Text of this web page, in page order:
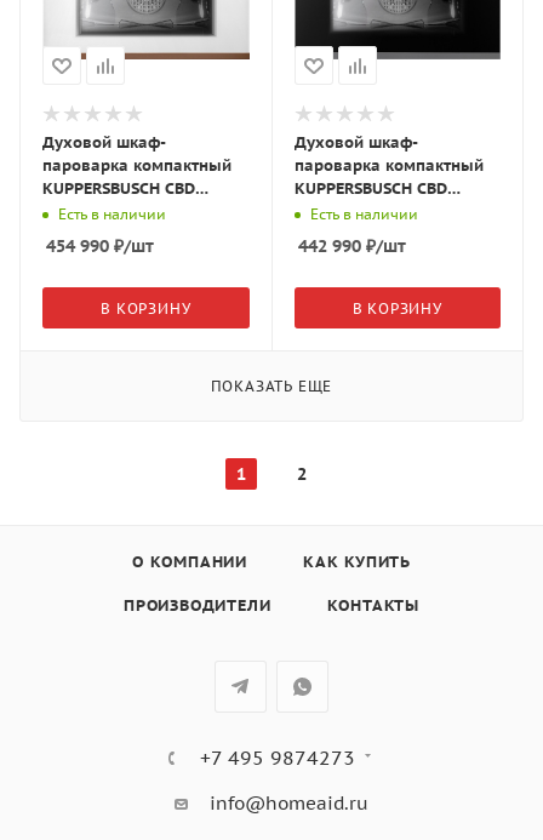
Духовой шкаф-
пароварка компактный
KUPPERSBUSCH CBD
6550.0 W7 белое
стекло/Copper
Есть в наличии
454 990 ₽/шт
В КОРЗИНУ
Духовой шкаф-
пароварка компактный
KUPPERSBUSCH CBD
6550.0 S3 чёрное
стекло/Silver Chrome
Есть в наличии
442 990₽/шт
В КОРЗИНУ
ПОКАЗАТЬ ЕЩЕ
1 2
О КОМПАНИИ КАК КУПИТЬ
ПРОИЗВОДИТЕЛИ КОНТАКТЫ
+7 495 9874273
info@homeaid.ru